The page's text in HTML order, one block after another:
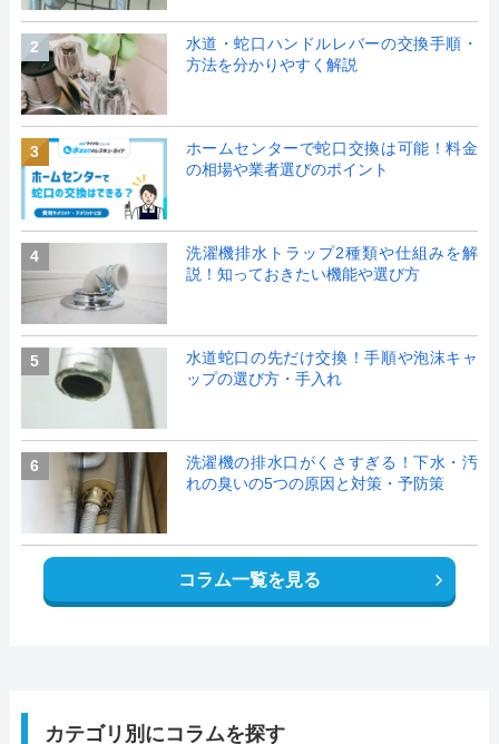
2
水道・蛇口ハンドルレバーの交換手順・
方法を分かりやすく解説
3
ホームセンターで蛇口交換は可能！料金
の相場や業者選びのポイント
4
洗濯機排水トラップ2種類や仕組みを解
説！知っておきたい機能や選び方
5
水道蛇口の先だけ交換！手順や泡沫キャ
ップの選び方・手入れ
6
洗濯機の排水口がくさすぎる！下水・汚
れの臭いの5つの原因と対策・予防策
コラム一覧を見る
カテゴリ別にコラムを探す